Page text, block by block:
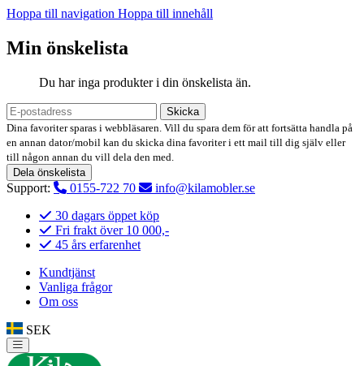
Hoppa till navigation Hoppa till innehåll
Min önskelista
Du har inga produkter i din önskelista än.
Skicka
Dina favoriter sparas i webbläsaren. Vill du spara dem för att fortsätta handla på
en annan dator/mobil kan du skicka dina favoriter i ett mail till dig själv eller
till någon annan du vill dela den med.
Dela önskelista
Support: 0155-722 70
info@kilamobler.se
30 dagars öppet köp
Fri frakt över 10 000,-
45 års erfarenhet
Kundtjänst
Vanliga frågor
Om oss
SEK